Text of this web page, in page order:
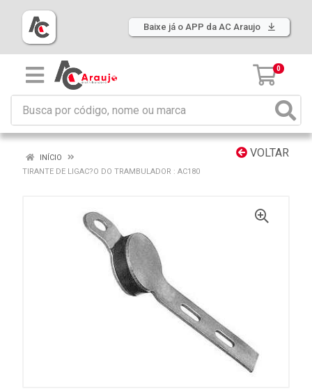
Baixe já o APP da AC Araujo
0
VOLTAR
INÍCIO
TIRANTE DE LIGAC?O DO TRAMBULADOR : AC180